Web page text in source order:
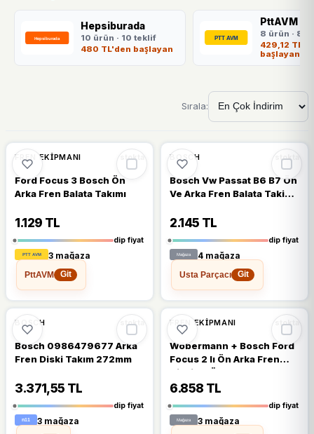
Hepsiburada
10 ürün · 10 teklif
480 TL'den başlayan
PttAVM
8 ürün · 8
429,12
başlayan
Sırala:
%42 %42 DÜŞTÜ
FREN EKIPMANI stokta
Ford Focus 3 Bosch Ön
Arka Fren Balata Takımı
1.129 TL
dip fiyat
3 mağaza
PttAVM
Git
%39 %39 DÜŞTÜ
BOSCH stokta
Bosch Vw Passat B6 B7 Ön
Ve Arka Fren Balata Takimi
2.145 TL
dip fiyat
4 mağaza
Usta Parçacı
Git
%31 DÜŞTÜ
BOSCH stokta
Bosch 0986479677 Arka
Fren Diski Takım 272mm
3.371,55 TL
dip fiyat
3 mağaza
%26 DÜŞTÜ
FREN EKIPMANI stokta
Wöbermann + Bosch Ford
Focus 2 Iı Ön Arka Fren
Diski ve Ön Arka Balata
Seti
6.858 TL
dip fiyat
3 mağaza